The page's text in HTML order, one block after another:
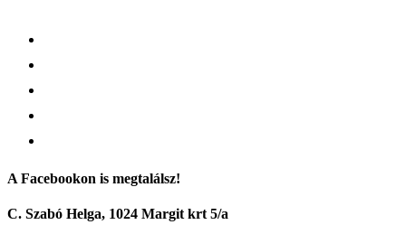
A Facebookon is megtalálsz!
C. Szabó Helga, 1024 Margit krt 5/a